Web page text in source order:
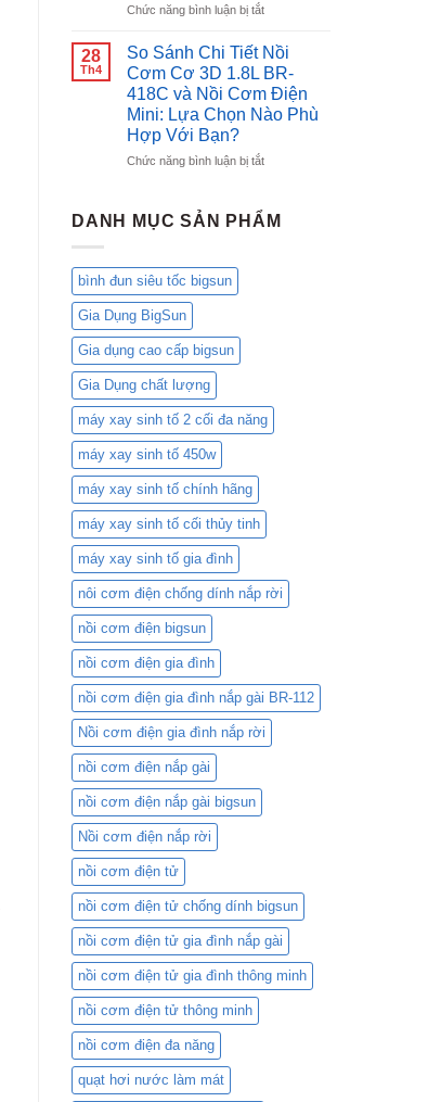
Việt,
Sóc
Gia
Đình
Bạn!
trong
ấm
đun
siêu
tốc:
BK-
và
của
Bigsun
Chức năng bình luận bị tắtở
(06)
MÓN
NGON
NẤU
BẰNG
CƠM
28
Th4
So Sánh Chi Tiết Nồi
Cơm Cơ 3D 1.8L BR-
418C và Nồi Cơm Điện
Mini: Lựa Chọn Nào Phù
Hợp Với Bạn?
Chức năng bình luận bị tắtở
Chi
Cơm
Điện
Nào
Bạn?
DANH MỤC SẢN PHẨM
bình đun siêu tốc bigsun
Gia Dụng BigSun
Gia dụng cao cấp bigsun
Gia Dụng chất lượng
máy xay sinh tố 2 cối đa năng
máy xay sinh tố 450w
máy xay sinh tố chính hãng
máy xay sinh tố cối thủy tinh
máy xay sinh tố gia đình
nôi cơm điện chống dính nắp rời
nồi cơm điện bigsun
nồi cơm điện gia đình
nồi cơm điện gia đình nắp gài BR-112
Nồi cơm điện gia đình nắp rời
nồi cơm điện nắp gài
nồi cơm điện nắp gài bigsun
Nồi cơm điện nắp rời
nồi cơm điện tử
nồi cơm điện tử chống dính bigsun
nồi cơm điện tử gia đình nắp gài
nồi cơm điện tử gia đình thông minh
nồi cơm điện tử thông minh
nồi cơm điện đa năng
quạt hơi nước làm mát